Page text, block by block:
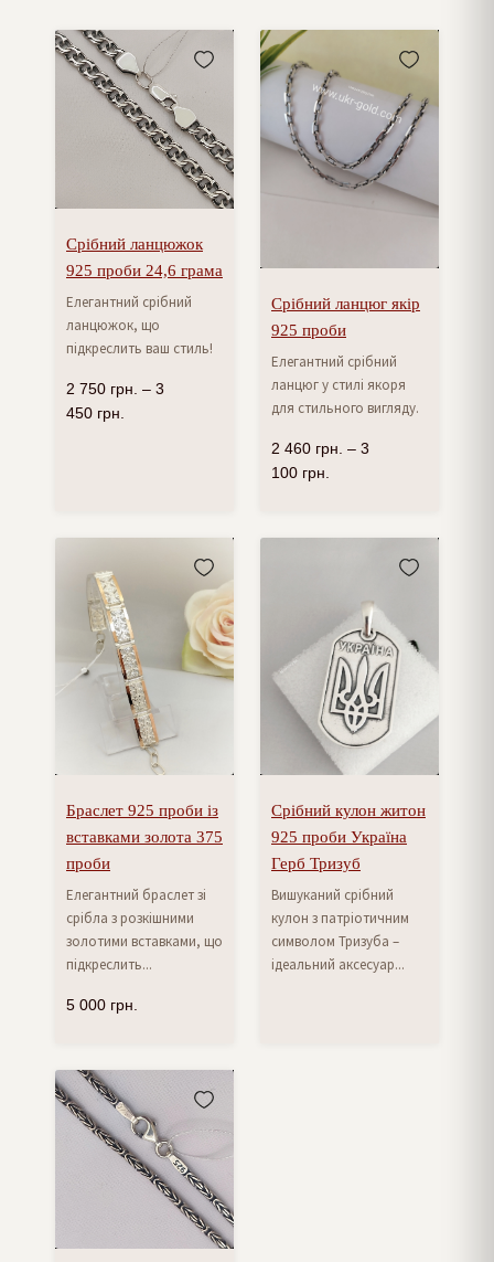
Срібний ланцюжок
925 проби 24,6 грама
Елегантний срібний
ланцюжок, що
підкреслить ваш стиль!
2 750 грн. – 3
450 грн.
Срібний ланцюг якір
925 проби
Елегантний срібний
ланцюг у стилі якоря
для стильного вигляду.
2 460 грн. – 3
100 грн.
Браслет 925 проби із
вставками золота 375
проби
Елегантний браслет зі
срібла з розкішними
золотими вставками, що
підкреслить...
5 000 грн.
Срібний кулон житон
925 проби Україна
Герб Тризуб
Вишуканий срібний
кулон з патріотичним
символом Тризуба –
ідеальний аксесуар...